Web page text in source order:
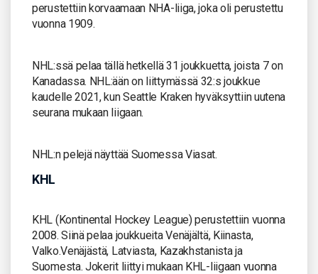
perustettiin korvaamaan NHA-liiga, joka oli perustettu
vuonna 1909.
NHL:ssä pelaa tällä hetkellä 31 joukkuetta, joista 7 on
Kanadassa. NHL:ään on liittymässä 32:s joukkue
kaudelle 2021, kun Seattle Kraken hyväksyttiin uutena
seurana mukaan liigaan.
NHL:n pelejä näyttää Suomessa Viasat.
KHL
KHL (Kontinental Hockey League) perustettiin vuonna
2008. Siinä pelaa joukkueita Venäjältä, Kiinasta,
Valko.Venäjästä, Latviasta, Kazakhstanista ja
Suomesta. Jokerit liittyi mukaan KHL-liigaan vuonna